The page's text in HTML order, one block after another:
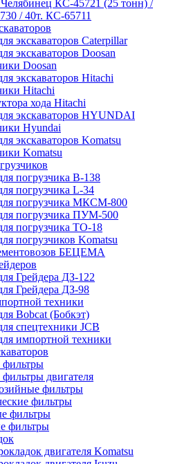
КС-45721 (25 тонн) /
/ 40т. КС-65711
экскаваторов Caterpillar
экскаваторов Doosan
Doosan
экскаваторов Hitachi
Hitachi
хода Hitachi
экскаваторов HYUNDAI
Hyundai
экскаваторов Komatsu
Komatsu
погрузчика B-138
погрузчика L-34
погрузчика МКСМ-800
погрузчика ПУМ-500
погрузчика ТО-18
погрузчиков Komatsu
БЕЦЕМА
Грейдера ДЗ-122
Грейдера ДЗ-98
техники
Bobcat (Бобкэт)
спецтехники JCB
импортной техники
двигателя
фильтры
фильтры
фильтры
фильтры
двигателя Komatsu